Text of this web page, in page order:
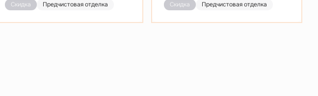
Мастер-спальня Кухня-гостиная Предчистовая отделка Видовая Мастер-спальня
Скидка Предчистовая отделка Скидка Предчистовая отделка